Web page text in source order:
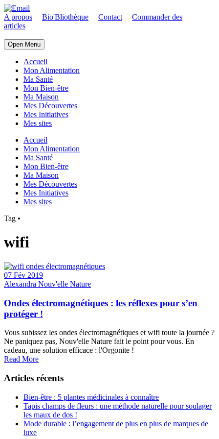
A propos Bio'Bliothèque Contact
Commander des
articles
Open Menu
Accueil
Mon Alimentation
Ma Santé
Mon Bien-être
Ma Maison
Mes Découvertes
Mes Initiatives
Mes sites
Accueil
Mon Alimentation
Ma Santé
Mon Bien-être
Ma Maison
Mes Découvertes
Mes Initiatives
Mes sites
Tag •
wifi
07 Fév 2019
Alexandra Nouv'elle Nature
Ondes électromagnétiques : les réflexes pour s’en
protéger !
Vous subissez les ondes électromagnétiques et wifi toute la journée ?
Ne paniquez pas, Nouv'elle Nature fait le point pour vous. En
cadeau, une solution efficace : l'Orgonite !
Read More
Articles récents
Bien-être : 5 plantes médicinales à connaître
Tapis champs de fleurs : une méthode naturelle pour soulager
les maux de dos !
Mode durable : l’engagement de plus en plus de marques de
luxe